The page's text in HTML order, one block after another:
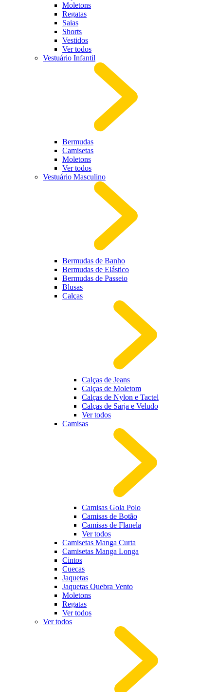
Moletons
Regatas
Saias
Shorts
Vestidos
Ver todos
Vestuário Infantil
Bermudas
Camisetas
Moletons
Ver todos
Vestuário Masculino
Bermudas de Banho
Bermudas de Elástico
Bermudas de Passeio
Blusas
Calças
Calças de Jeans
Calças de Moletom
Calças de Nylon e Tactel
Calças de Sarja e Veludo
Ver todos
Camisas
Camisas Gola Polo
Camisas de Botão
Camisas de Flanela
Ver todos
Camisetas Manga Curta
Camisetas Manga Longa
Cintos
Cuecas
Jaquetas
Jaquetas Quebra Vento
Moletons
Regatas
Ver todos
Ver todos